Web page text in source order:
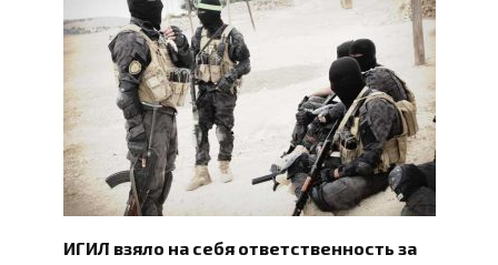
ИГИЛ взяло на себя ответственность за